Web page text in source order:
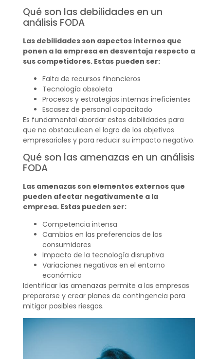
Qué son las debilidades en un
análisis FODA
Las debilidades son aspectos internos que
ponen a la empresa en desventaja respecto a
sus competidores. Estas pueden ser:
Falta de recursos financieros
Tecnología obsoleta
Procesos y estrategias internas ineficientes
Escasez de personal capacitado
Es fundamental abordar estas debilidades para
que no obstaculicen el logro de los objetivos
empresariales y para reducir su impacto negativo.
Qué son las amenazas en un análisis
FODA
Las amenazas son elementos externos que
pueden afectar negativamente a la
empresa. Estas pueden ser:
Competencia intensa
Cambios en las preferencias de los
consumidores
Impacto de la tecnología disruptiva
Variaciones negativas en el entorno
económico
Identificar las amenazas permite a las empresas
prepararse y crear planes de contingencia para
mitigar posibles riesgos.